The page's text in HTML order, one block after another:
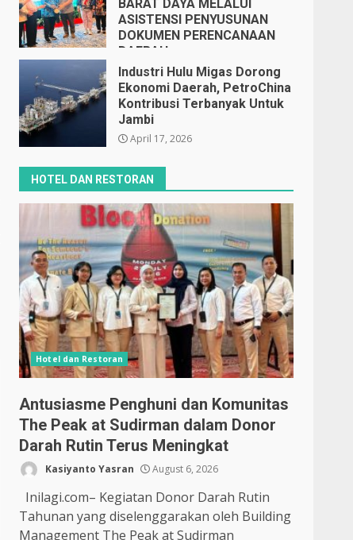
BARAT DAYA MELALUI
ASISTENSI PENYUSUNAN
DOKUMEN PERENCANAAN
DAERAH
April 17, 2026
Industri Hulu Migas Dorong
Ekonomi Daerah, PetroChina
Kontribusi Terbanyak Untuk
Jambi
April 17, 2026
HOTEL DAN RESTORAN
Hotel dan Restoran
Antusiasme Penghuni dan Komunitas
The Peak at Sudirman dalam Donor
Darah Rutin Terus Meningkat
Kasiyanto Yasran August 6, 2026
Inilagi.com– Kegiatan Donor Darah Rutin
Tahunan yang diselenggarakan oleh Building
Management The Peak at Sudirman